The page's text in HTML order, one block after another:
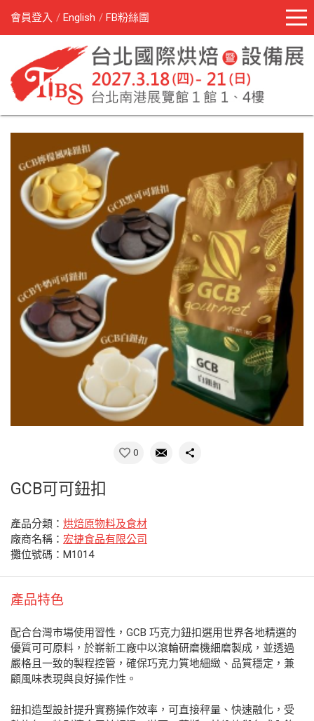
會員登入 English FB粉絲團
0
GCB可可鈕扣
產品分類： 烘焙原物料及食材
廠商名稱： 宏捷食品有限公司
攤位號碼：M1014
產品特色
配合台灣市場使用習性，GCB 巧克力鈕扣選用世界各地精選的
優質可可原料，於嶄新工廠中以滾輪研磨機細磨製成，並透過
嚴格且一致的製程控管，確保巧克力質地細緻、品質穩定，兼
顧風味表現與良好操作性。
鈕扣造型設計提升實務操作效率，可直接秤量、快速融化，受